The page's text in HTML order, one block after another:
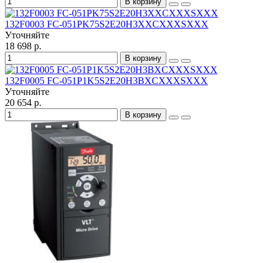
132F0003 FC-051PK75S2E20H3XXCXXXSXXX
Уточняйте
18 698 р.
В корзину
132F0005 FC-051P1K5S2E20H3BXCXXXSXXX
Уточняйте
20 654 р.
В корзину